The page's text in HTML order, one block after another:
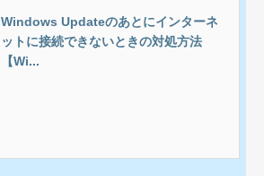
Windows Updateのあとにインターネ
ットに接続できないときの対処方法
【Wi...